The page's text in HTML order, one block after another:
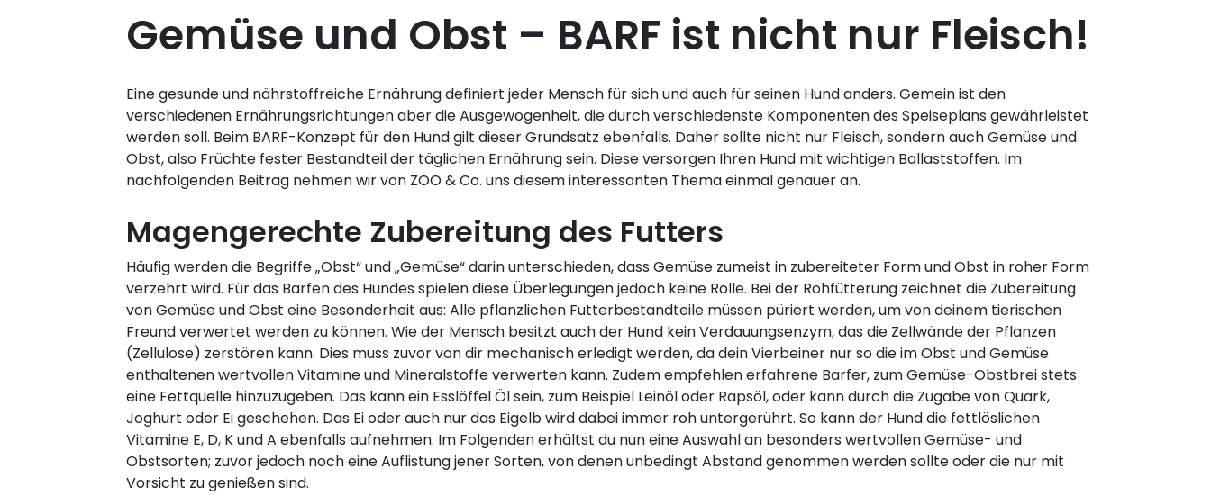
Gemüse und Obst – BARF ist nicht nur Fleisch!
Eine gesunde und nährstoffreiche Ernährung definiert jeder Mensch für sich und auch für seinen Hund anders. Gemein ist den
verschiedenen Ernährungsrichtungen aber die Ausgewogenheit, die durch verschiedenste Komponenten des Speiseplans gewährleistet
werden soll. Beim BARF-Konzept für den Hund gilt dieser Grundsatz ebenfalls. Daher sollte nicht nur Fleisch, sondern auch Gemüse und
Obst, also Früchte fester Bestandteil der täglichen Ernährung sein. Diese versorgen Ihren Hund mit wichtigen Ballaststoffen. Im
nachfolgenden Beitrag nehmen wir von ZOO & Co. uns diesem interessanten Thema einmal genauer an.
Magengerechte Zubereitung des Futters
Häufig werden die Begriffe „Obst“ und „Gemüse“ darin unterschieden, dass Gemüse zumeist in zubereiteter Form und Obst in roher Form
verzehrt wird. Für das Barfen des Hundes spielen diese Überlegungen jedoch keine Rolle. Bei der Rohfütterung zeichnet die Zubereitung
von Gemüse und Obst eine Besonderheit aus: Alle pflanzlichen Futterbestandteile müssen püriert werden, um von deinem tierischen
Freund verwertet werden zu können. Wie der Mensch besitzt auch der Hund kein Verdauungsenzym, das die Zellwände der Pflanzen
(Zellulose) zerstören kann. Dies muss zuvor von dir mechanisch erledigt werden, da dein Vierbeiner nur so die im Obst und Gemüse
enthaltenen wertvollen Vitamine und Mineralstoffe verwerten kann. Zudem empfehlen erfahrene Barfer, zum Gemüse-Obstbrei stets
eine Fettquelle hinzuzugeben. Das kann ein Esslöffel Öl sein, zum Beispiel Leinöl oder Rapsöl, oder kann durch die Zugabe von Quark,
Joghurt oder Ei geschehen. Das Ei oder auch nur das Eigelb wird dabei immer roh untergerührt. So kann der Hund die fettlöslichen
Vitamine E, D, K und A ebenfalls aufnehmen. Im Folgenden erhältst du nun eine Auswahl an besonders wertvollen Gemüse- und
Obstsorten; zuvor jedoch noch eine Auflistung jener Sorten, von denen unbedingt Abstand genommen werden sollte oder die nur mit
Vorsicht zu genießen sind.